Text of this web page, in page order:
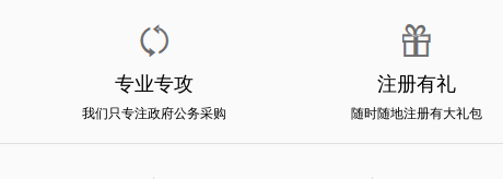
专业专攻
我们只专注政府公务采购
注册有礼
随时随地注册有大礼包